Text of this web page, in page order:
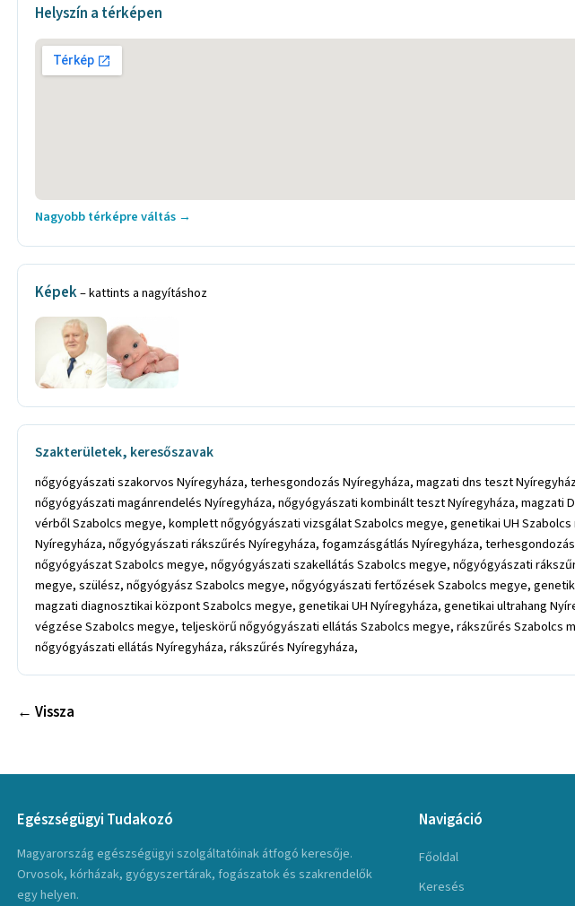
Helyszín a térképen
Nagyobb térképre váltás →
Képek– kattints a nagyításhoz
Szakterületek, keresőszavak
nőgyógyászati szakorvos Nyíregyháza, terhesgondozás Nyíregyháza, magzati dns teszt
nőgyógyászati magánrendelés Nyíregyháza, nőgyógyászati kombinált teszt Nyíregyháza,
vérből Szabolcs megye, komplett nőgyógyászati vizsgálat Szabolcs megye, genetikai UH
Nyíregyháza, nőgyógyászati rákszűrés Nyíregyháza, fogamzásgátlás Nyíregyháza,
nőgyógyászat Szabolcs megye, nőgyógyászati szakellátás Szabolcs megye, nőgyógyászati
megye, szülész, nőgyógyász Szabolcs megye, nőgyógyászati fertőzések Szabolcs megye,
magzati diagnosztikai központ Szabolcs megye, genetikai UH Nyíregyháza, genetikai ultrahang
végzése Szabolcs megye, teljeskörű nőgyógyászati ellátás Szabolcs megye, rákszűrés
nőgyógyászati ellátás Nyíregyháza, rákszűrés Nyíregyháza,
← Vissza
Egészségügyi Tudakozó
Magyarország egészségügyi szolgáltatóinak átfogó keresője.
Orvosok, kórházak, gyógyszertárak, fogászatok és szakrendelők
egy helyen.
Navigáció
Főoldal
Keresés